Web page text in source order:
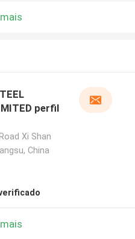
perfil
Xi Shan
China